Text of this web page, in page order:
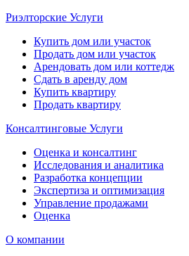
Риэлторские Услуги
Купить дом или участок
Продать дом или участок
Арендовать дом или коттедж
Сдать в аренду дом
Купить квартиру
Продать квартиру
Консалтинговые Услуги
Оценка и консалтинг
Исследования и аналитика
Разработка концепции
Экспертиза и оптимизация
Управление продажами
Оценка
О компании